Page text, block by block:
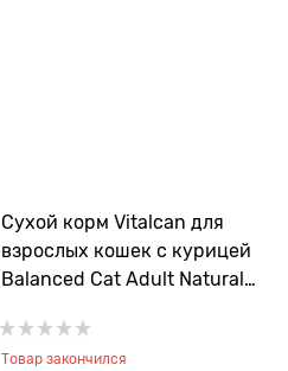
Сухой корм Vitalcan для
взрослых кошек с курицей
Balanced Cat Adult Natural
Товар закончился